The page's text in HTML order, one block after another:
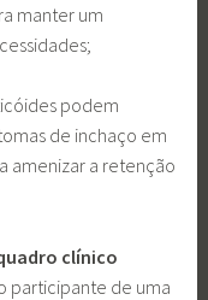
manter um
podem
de inchaço em
amenizar a retenção
clínico
participante de uma